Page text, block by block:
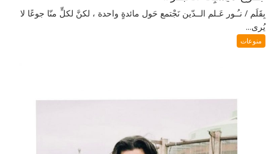
بِقَلَم / نـُـور عَـلم الــدّين نَجْتمع حَول مائدةٍ واحدة ، لكنَّ لكلٍّ منّا جوعًا لا
يُرى...
منوعات